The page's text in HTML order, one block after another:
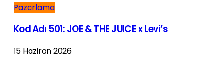
Pazarlama
Kod Adı 501: JOE & THE JUICE x Levi’s
15 Haziran 2026